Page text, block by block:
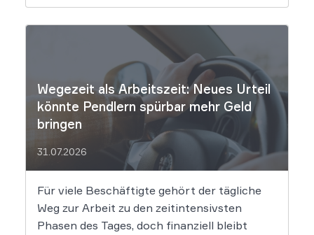
Ergebnisse liefern, wirft der Einsatz von
Algorithmen in der Kreativbranche
komplexe juristische Fragen auf. Das
Urheberrecht, das Markenrecht und das
Patentrecht […]
Wegezeit als Arbeitszeit: Neues Urteil
könnte Pendlern spürbar mehr Geld
bringen
31.07.2026
Für viele Beschäftigte gehört der tägliche
Weg zur Arbeit zu den zeitintensivsten
Phasen des Tages, doch finanziell bleibt